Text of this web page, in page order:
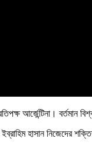
আর্জেন্টিনা।
হাসান নিজেদের